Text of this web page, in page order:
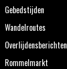
Gebedstijden
Wandelroutes
Overlijdensberichten
Rommelmarkt